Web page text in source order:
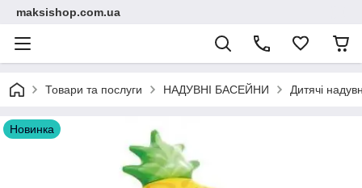
maksishop.com.ua
Товари та послуги НАДУВНІ БАСЕЙНИ Дитячі
Новинка